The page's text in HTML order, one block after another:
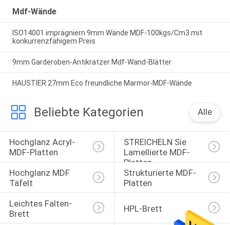
Mdf-Wände
ISO14001 imprägniern 9mm Wände MDF-100kgs/Cm3 mit
konkurrenzfähigem Preis
9mm Garderoben-Antikratzer Mdf-Wand-Blätter
HAUSTIER 27mm Eco freundliche Marmor-MDF-Wände
Beliebte Kategorien Alle
Hochglanz Acryl-
MDF-Platten
STREICHELN Sie
Lamellierte MDF-
Platten
Hochglanz MDF
Täfelt
Strukturierte MDF-
Platten
Leichtes Falten-
Brett
HPL-Brett